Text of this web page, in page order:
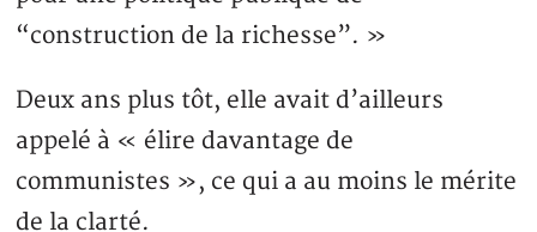
“construction de la richesse”. »
Deux ans plus tôt, elle avait d’ailleurs
appelé à « élire davantage de
communistes », ce qui a au moins le mérite
de la clarté.